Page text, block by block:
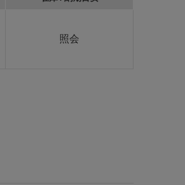
照会